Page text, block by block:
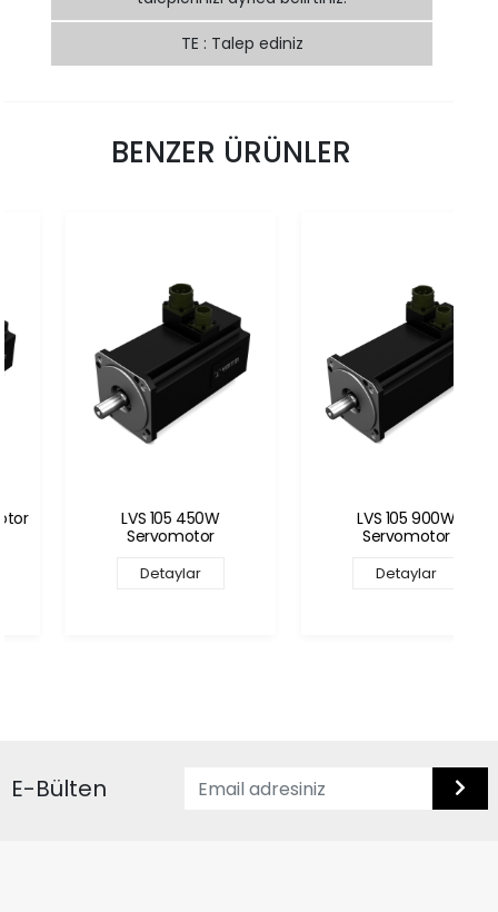
TE : Talep ediniz
BENZER ÜRÜNLER
LVS 105 450W
Servomotor
Detaylar
LVS 105 900W
Servomotor
Detaylar
E-Bülten